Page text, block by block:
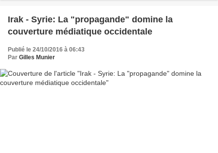
Irak - Syrie: La "propagande" domine la
couverture médiatique occidentale
Publié le 24/10/2016 à 06:43
Par Gilles Munier